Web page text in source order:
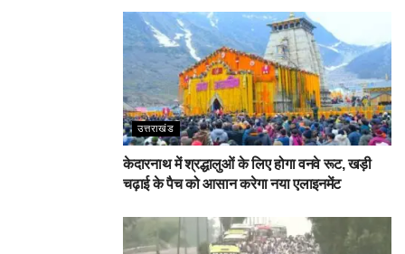
उत्तराखंड
केदारनाथ में श्रद्धालुओं के लिए होगा वनवे रूट, खड़ी
चढ़ाई के पैच को आसान करेगा नया एलाइनमेंट